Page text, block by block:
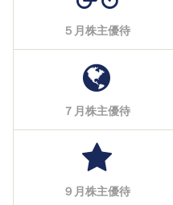
５月株主優待
７月株主優待
９月株主優待